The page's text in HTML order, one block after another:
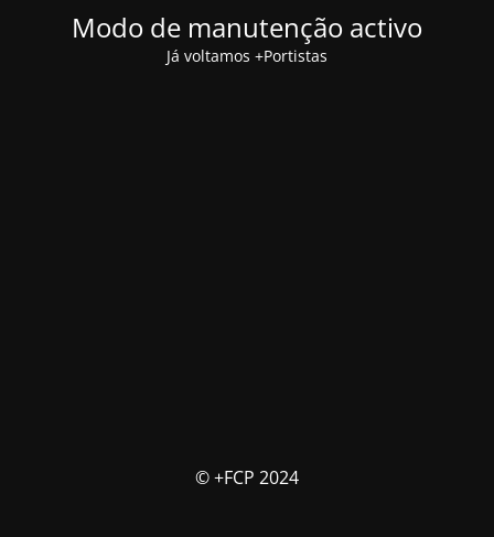
Modo de manutenção activo
Já voltamos +Portistas
© +FCP 2024